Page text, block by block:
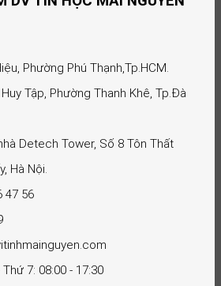
Phường Phú Thạnh,Tp.HCM.
Tập, Phường Thanh Khê, Tp.Đà
Detech Tower, Số 8 Tôn Thất
Hà Nội.
47 56
7: 08:00 - 17:30